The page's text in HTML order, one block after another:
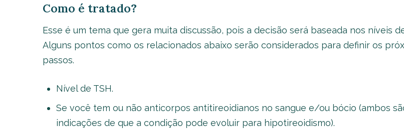
Como é tratado?
Esse é um tema que gera muita discussão, pois a decisão será baseada nos níveis
Alguns pontos como os relacionados abaixo serão considerados para definir os
passos.
Nível de TSH.
Se você tem ou não anticorpos antitireoidianos no sangue e/ou bócio (ambos
indicações de que a condição pode evoluir para hipotireoidismo).